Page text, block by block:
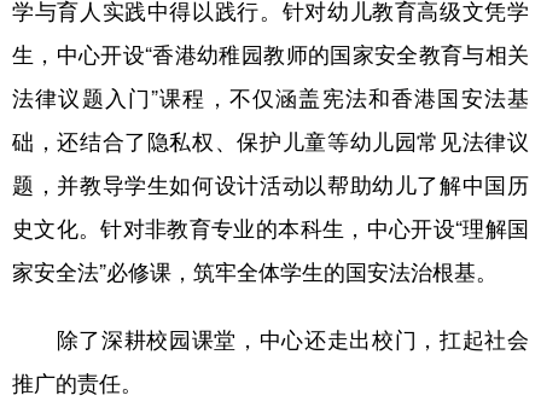
学与育人实践中得以践行。针对幼儿教育高级文凭学
生，中心开设“香港幼稚园教师的国家安全教育与相关
法律议题入门”课程，不仅涵盖宪法和香港国安法基
础，还结合了隐私权、保护儿童等幼儿园常见法律议
题，并教导学生如何设计活动以帮助幼儿了解中国历
史文化。针对非教育专业的本科生，中心开设“理解国
家安全法”必修课，筑牢全体学生的国安法治根基。
除了深耕校园课堂，中心还走出校门，扛起社会
推广的责任。